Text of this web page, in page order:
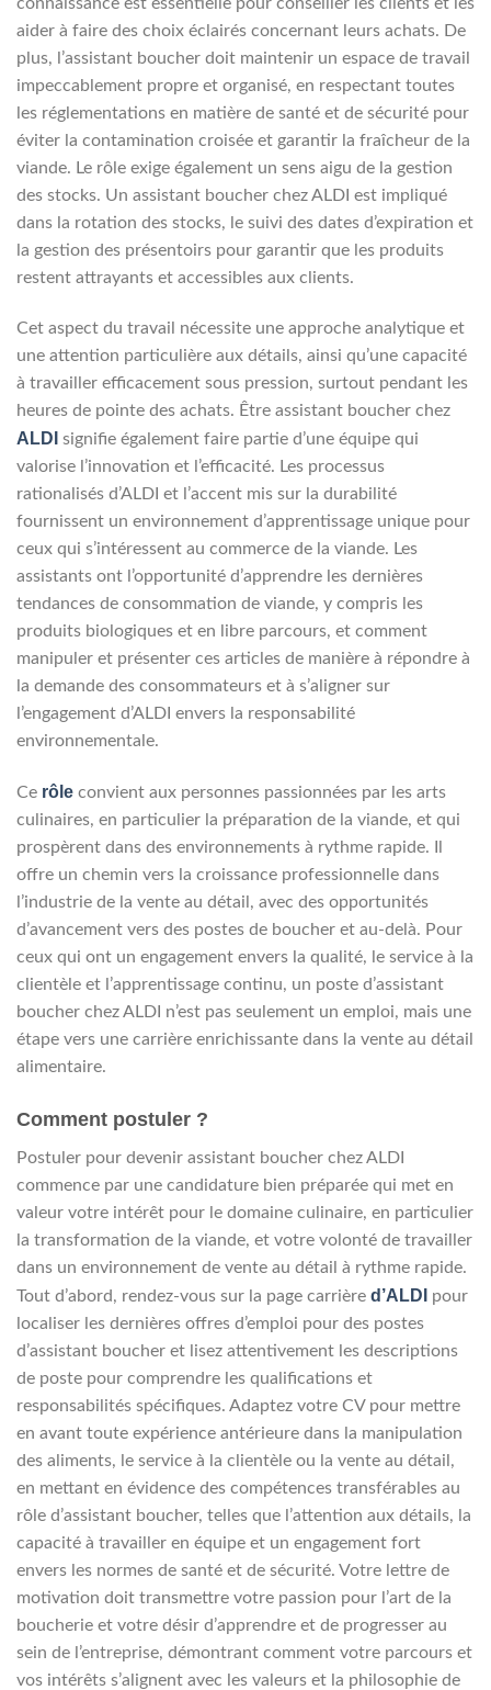
connaissance est essentielle pour conseiller les clients et les
aider à faire des choix éclairés concernant leurs achats. De
plus, l’assistant boucher doit maintenir un espace de travail
impeccablement propre et organisé, en respectant toutes
les réglementations en matière de santé et de sécurité pour
éviter la contamination croisée et garantir la fraîcheur de la
viande. Le rôle exige également un sens aigu de la gestion
des stocks. Un assistant boucher chez ALDI est impliqué
dans la rotation des stocks, le suivi des dates d’expiration et
la gestion des présentoirs pour garantir que les produits
restent attrayants et accessibles aux clients.
Cet aspect du travail nécessite une approche analytique et
une attention particulière aux détails, ainsi qu’une capacité
à travailler efficacement sous pression, surtout pendant les
heures de pointe des achats. Être assistant boucher chez
ALDI signifie également faire partie d’une équipe qui
valorise l’innovation et l’efficacité. Les processus
rationalisés d’ALDI et l’accent mis sur la durabilité
fournissent un environnement d’apprentissage unique pour
ceux qui s’intéressent au commerce de la viande. Les
assistants ont l’opportunité d’apprendre les dernières
tendances de consommation de viande, y compris les
produits biologiques et en libre parcours, et comment
manipuler et présenter ces articles de manière à répondre à
la demande des consommateurs et à s’aligner sur
l’engagement d’ALDI envers la responsabilité
environnementale.
Ce rôle convient aux personnes passionnées par les arts
culinaires, en particulier la préparation de la viande, et qui
prospèrent dans des environnements à rythme rapide. Il
offre un chemin vers la croissance professionnelle dans
l’industrie de la vente au détail, avec des opportunités
d’avancement vers des postes de boucher et au-delà. Pour
ceux qui ont un engagement envers la qualité, le service à la
clientèle et l’apprentissage continu, un poste d’assistant
boucher chez ALDI n’est pas seulement un emploi, mais une
étape vers une carrière enrichissante dans la vente au détail
alimentaire.
Comment postuler ?
Postuler pour devenir assistant boucher chez ALDI
commence par une candidature bien préparée qui met en
valeur votre intérêt pour le domaine culinaire, en particulier
la transformation de la viande, et votre volonté de travailler
dans un environnement de vente au détail à rythme rapide.
Tout d’abord, rendez-vous sur la page carrière d’ALDI pour
localiser les dernières offres d’emploi pour des postes
d’assistant boucher et lisez attentivement les descriptions
de poste pour comprendre les qualifications et
responsabilités spécifiques. Adaptez votre CV pour mettre
en avant toute expérience antérieure dans la manipulation
des aliments, le service à la clientèle ou la vente au détail,
en mettant en évidence des compétences transférables au
rôle d’assistant boucher, telles que l’attention aux détails, la
capacité à travailler en équipe et un engagement fort
envers les normes de santé et de sécurité. Votre lettre de
motivation doit transmettre votre passion pour l’art de la
boucherie et votre désir d’apprendre et de progresser au
sein de l’entreprise, démontrant comment votre parcours et
vos intérêts s’alignent avec les valeurs et la philosophie de